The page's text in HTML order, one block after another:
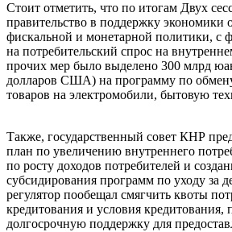
Стоит отметить, что по итогам Двух
правительство в поддержку экономики
фискальной и монетарной политики, с
на потребительский спрос на
прочих мер было выделено 300 млрд
долларов США) на программу по
товаров на электромобили, бытовую
Также, государственный совет КНР
план по увеличению внутреннего
по росту доходов потребителей и
субсидирования программ по уходу за
регулятор пообещал смягчить квоты
кредитования и условия кредитования,
долгосрочную поддержку для